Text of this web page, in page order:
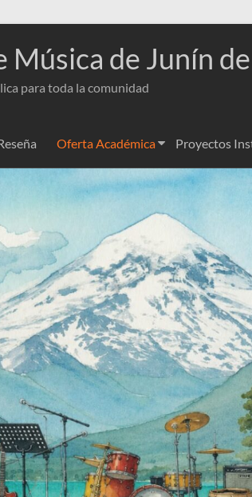
Música de Junín
para toda la comunidad
Oferta Académica Proyectos